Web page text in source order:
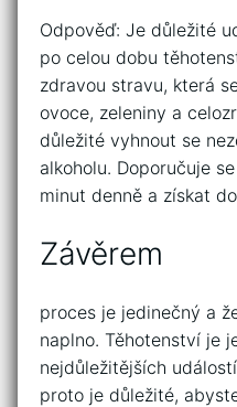
Odpověď: Je důležité
po celou dobu
zdravou stravu, která
ovoce, zeleniny a
důležité vyhnout se
alkoholu. Doporučuje
minut denně a získat
Závěrem
proces je jedinečný a
naplno. Těhotenství je
nejdůležitějších
proto je důležité,